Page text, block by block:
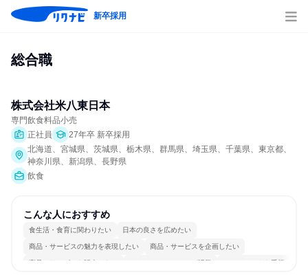
新卒採用
総合職
株式会社米八東日本
専門飲食料品小売
正社員
27年卒 新卒採用
北海道、宮城県、茨城県、栃木県、群馬県、埼玉県、千葉県、東京都、
神奈川県、新潟県、長野県
飲食
こんな人におすすめ
食生活・食育に関わりたい 日本の良さを広めたい
商品・サービスの魅力を表現したい 商品・サービスを企画したい
商品・サービスを販売したい コミュニケーションが活発 チームワークを重視